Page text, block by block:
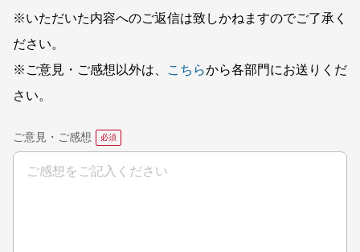
※いただいた内容へのご返信は致しかねますのでご了承く
ださい。
※ご意見・ご感想以外は、
こちらから各部門にお送りくだ
さい。
ご意見・ご感想